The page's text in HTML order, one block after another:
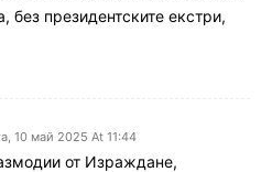
без президентските екстри,
10 май 2025 At 11:44
от Израждане,